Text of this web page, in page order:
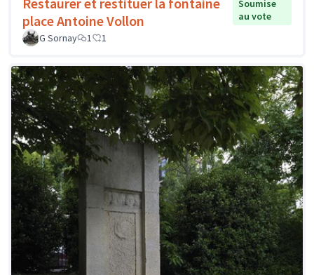
place Antoine Vollon
Soumise
au vote
G Sornay
1 1